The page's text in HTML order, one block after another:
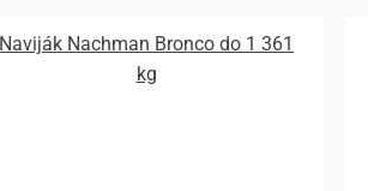
Naviják Nachman Bronco do 1 361
kg